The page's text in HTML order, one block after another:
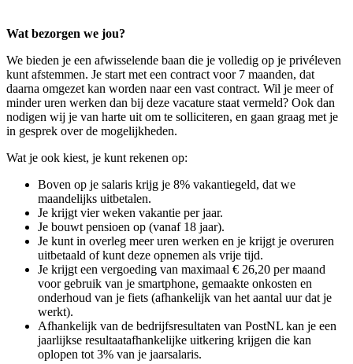
Wat bezorgen we jou?
We bieden je een afwisselende baan die je volledig op je privéleven
kunt afstemmen. Je start met een contract voor 7 maanden, dat
daarna omgezet kan worden naar een vast contract. Wil je meer of
minder uren werken dan bij deze vacature staat vermeld? Ook dan
nodigen wij je van harte uit om te solliciteren, en gaan graag met je
in gesprek over de mogelijkheden.
Wat je ook kiest, je kunt rekenen op:
Boven op je salaris krijg je 8% vakantiegeld, dat we
maandelijks uitbetalen.
Je krijgt vier weken vakantie per jaar.
Je bouwt pensioen op (vanaf 18 jaar).
Je kunt in overleg meer uren werken en je krijgt je overuren
uitbetaald of kunt deze opnemen als vrije tijd.
Je krijgt een vergoeding van maximaal € 26,20 per maand
voor gebruik van je smartphone, gemaakte onkosten en
onderhoud van je fiets (afhankelijk van het aantal uur dat je
werkt).
Afhankelijk van de bedrijfsresultaten van PostNL kan je een
jaarlijkse resultaatafhankelijke uitkering krijgen die kan
oplopen tot 3% van je jaarsalaris.